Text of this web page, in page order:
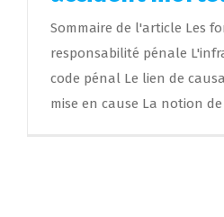
Sommaire de l'article Les
responsabilité pénale
code pénal Le lien de
mise en cause La notion